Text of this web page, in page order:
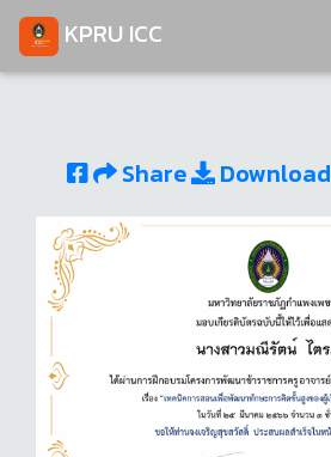
KPRU ICC
Share Download